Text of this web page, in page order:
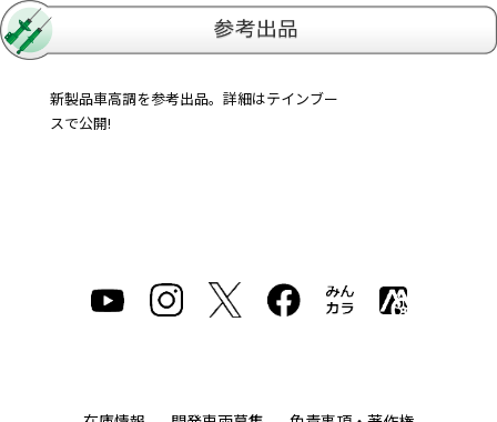
新製品車高調を参考出品。詳細はテインブー
スで公開!